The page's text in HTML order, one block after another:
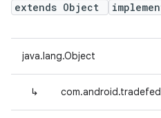
extends Object
java.lang.Object
↳